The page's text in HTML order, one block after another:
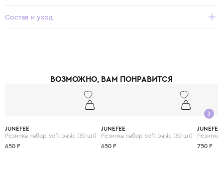
Состав и уход
ВОЗМОЖНО, ВАМ ПОНРАВИТСЯ
JUNEFEE
Резинка набор Soft basic (30 шт)
650 ₽
JUNEFEE
Резинка набор Soft basic (30 шт)
650 ₽
JUNEFEE
Резинка
750 ₽